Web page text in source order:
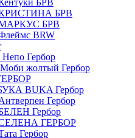
КРИСТИНА БРВ
МАРКУС БРВ
BRW
Непо Гербор
Моби жолтый Гербор
BUKA Гербор
Гербор
Гербор
СЕЛЕНА ГЕРБОР
Гербор